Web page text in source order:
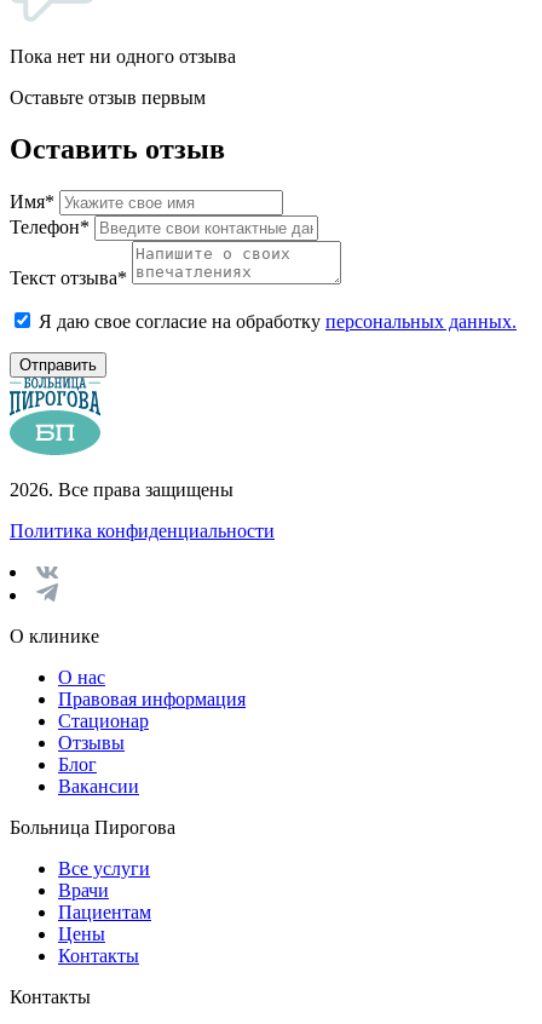
Пока нет ни одного отзыва
Оставьте отзыв первым
Оставить отзыв
Имя*
Телефон*
Текст отзыва*
Я даю свое согласие на обработку персональных данных.
Отправить
2026. Все права защищены
Политика конфиденциальности
О клинике
О нас
Правовая информация
Стационар
Отзывы
Блог
Вакансии
Больница Пирогова
Все услуги
Врачи
Пациентам
Цены
Контакты
Контакты